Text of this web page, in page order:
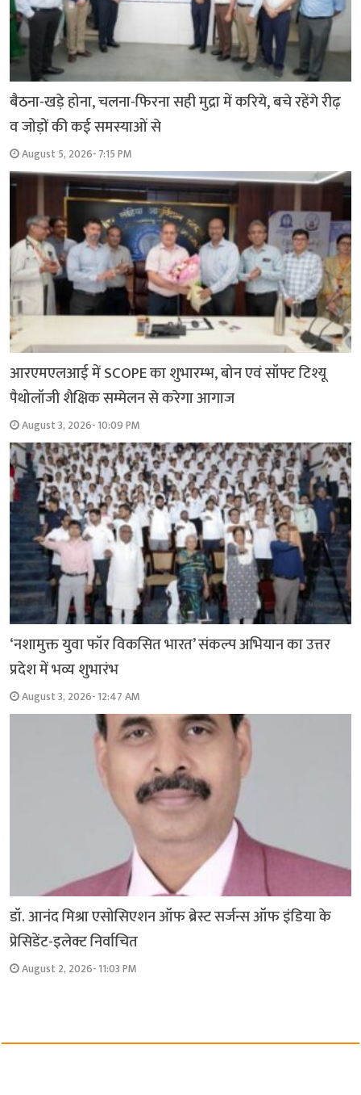
बैठना-खड़े होना, चलना-फिरना सही मुद्रा में करिये, बचे रहेंगे रीढ़
व जोड़ों की कई समस्याओं से
August 5, 2026- 7:15 PM
आरएमएलआई में SCOPE का शुभारम्भ, बोन एवं सॉफ्ट टिश्यू
पैथोलॉजी शैक्षिक सम्मेलन से करेगा आगाज
August 3, 2026- 10:09 PM
‘नशामुक्त युवा फॉर विकसित भारत’ संकल्प अभियान का उत्तर
प्रदेश में भव्य शुभारंभ
August 3, 2026- 12:47 AM
डॉ. आनंद मिश्रा एसोसिएशन ऑफ ब्रेस्ट सर्जन्स ऑफ इंडिया के
प्रेसिडेंट-इलेक्ट निर्वाचित
August 2, 2026- 11:03 PM